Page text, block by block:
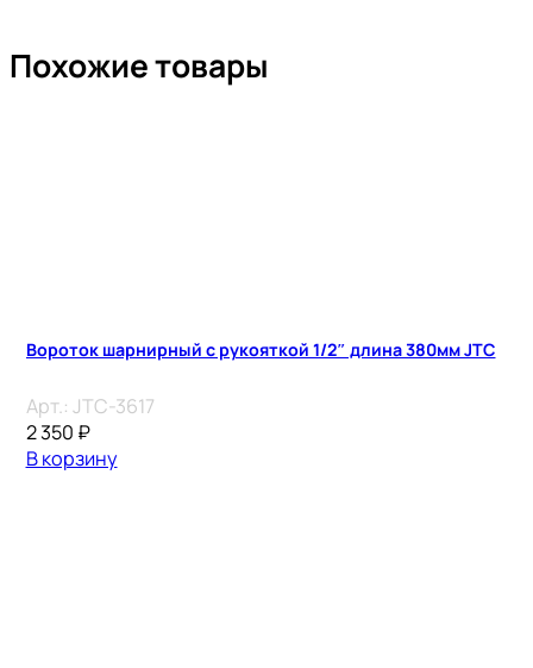
Похожие товары
Вороток шарнирный с рукояткой 1/2″ длина 380мм JTC
Арт.: JTC-3617
2 350 ₽
В корзину